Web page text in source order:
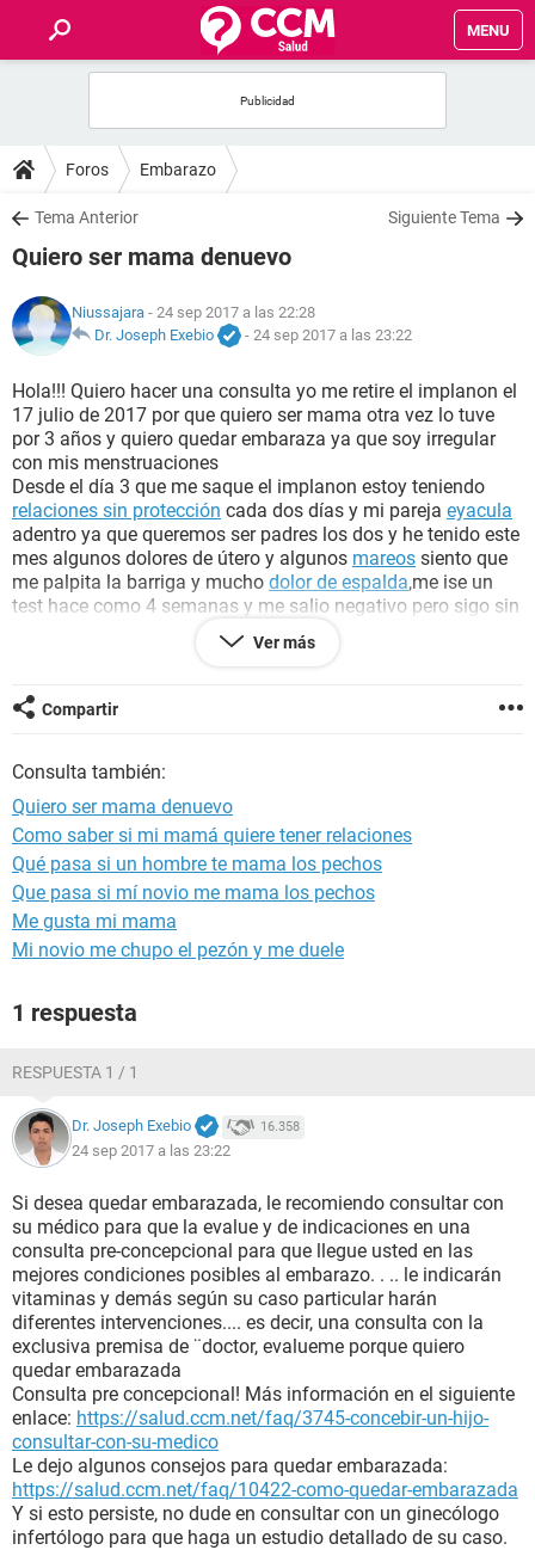
MENU
FOROS
SALUD
FAMILIA
NUTRICIÓN
BIENESTAR
SEXUALIDAD
GLOSARIO
Foros Embarazo
Tema Anterior Siguiente Tema
Quiero ser mama denuevo
Niussajara - 24 sep 2017 a las 22:28
Dr. Joseph Exebio
- 24 sep 2017 a las 23:22
Hola!!! Quiero hacer una consulta yo me retire el implanon el
17 julio de 2017 por que quiero ser mama otra vez lo tuve
por 3 años y quiero quedar embaraza ya que soy irregular
con mis menstruaciones
Desde el día 3 que me saque el implanon estoy teniendo
relaciones sin protección cada dos días y mi pareja eyacula
adentro ya que queremos ser padres los dos y he tenido este
mes algunos dolores de útero y algunos mareos siento que
me palpita la barriga y mucho dolor de espalda,me ise un
test hace como 4 semanas y me salio negativo pero sigo sin
menstruación
de cuando me saque el
Ver más
Compartir
Consulta también:
Quiero ser mama denuevo
Como saber si mi mamá quiere tener relaciones
Qué pasa si un hombre te mama los pechos
Que pasa si mí novio me mama los pechos
Me gusta mi mama
Mi novio me chupo el pezón y me duele
1 respuesta
RESPUESTA 1 / 1
Dr. Joseph Exebio 16.358
24 sep 2017 a las 23:22
Si desea quedar embarazada, le recomiendo consultar con
su médico para que la evalue y de indicaciones en una
consulta pre-concepcional para que llegue usted en las
mejores condiciones posibles al embarazo. . .. le indicarán
vitaminas y demás según su caso particular harán
diferentes intervenciones.... es decir, una consulta con la
exclusiva premisa de ¨doctor, evalueme porque quiero
quedar embarazada
Consulta pre concepcional! Más información en el siguiente
enlace: https://salud.ccm.net/faq/3745-concebir-un-hijo-
consultar-con-su-medico
Le dejo algunos consejos para quedar embarazada:
https://salud.ccm.net/faq/10422-como-quedar-embarazada
Y si esto persiste, no dude en consultar con un ginecólogo
infertólogo para que haga un estudio detallado de su caso.